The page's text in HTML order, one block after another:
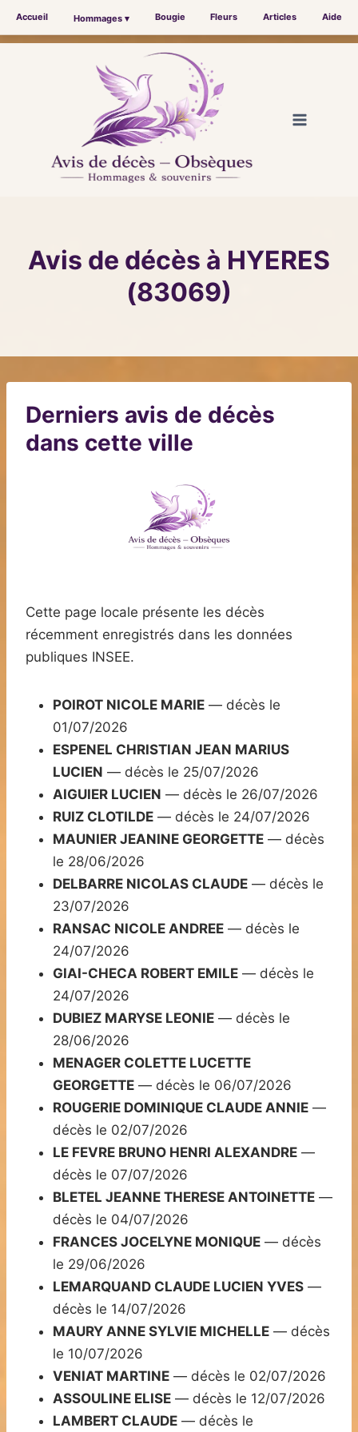
Accueil Hommages ▾ Bougie Fleurs Articles Aide
Avis de décès à HYERES
(83069)
Derniers avis de décès
dans cette ville
Cette page locale présente les décès
récemment enregistrés dans les données
publiques INSEE.
POIROT NICOLE MARIE — décès le
01/07/2026
ESPENEL CHRISTIAN JEAN MARIUS
LUCIEN — décès le 25/07/2026
AIGUIER LUCIEN — décès le 26/07/2026
RUIZ CLOTILDE — décès le 24/07/2026
MAUNIER JEANINE GEORGETTE — décès
le 28/06/2026
DELBARRE NICOLAS CLAUDE — décès le
23/07/2026
RANSAC NICOLE ANDREE — décès le
24/07/2026
GIAI-CHECA ROBERT EMILE — décès le
24/07/2026
DUBIEZ MARYSE LEONIE — décès le
28/06/2026
MENAGER COLETTE LUCETTE
GEORGETTE — décès le 06/07/2026
ROUGERIE DOMINIQUE CLAUDE ANNIE —
décès le 02/07/2026
LE FEVRE BRUNO HENRI ALEXANDRE —
décès le 07/07/2026
BLETEL JEANNE THERESE ANTOINETTE —
décès le 04/07/2026
FRANCES JOCELYNE MONIQUE — décès
le 29/06/2026
LEMARQUAND CLAUDE LUCIEN YVES —
décès le 14/07/2026
MAURY ANNE SYLVIE MICHELLE — décès
le 10/07/2026
VENIAT MARTINE — décès le 02/07/2026
ASSOULINE ELISE — décès le 12/07/2026
LAMBERT CLAUDE — décès le